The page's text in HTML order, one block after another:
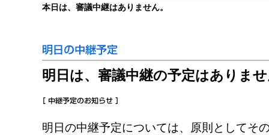
本日は、審議中継はありません。
明日は、審議中継の予定はありま
明日の中継予定については、原則としてそ